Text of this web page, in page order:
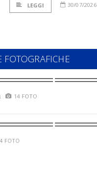
LEGGI 30/07/2026
FOTOGRAFICHE
14 FOTO
4 FOTO